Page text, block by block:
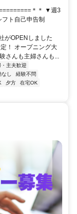
＊＊ ▼週3
ト自己申告制
OPENしました
！ オープニング大
んも主婦さんも...
・主夫歓迎
し
経験不問
夕方
在宅OK